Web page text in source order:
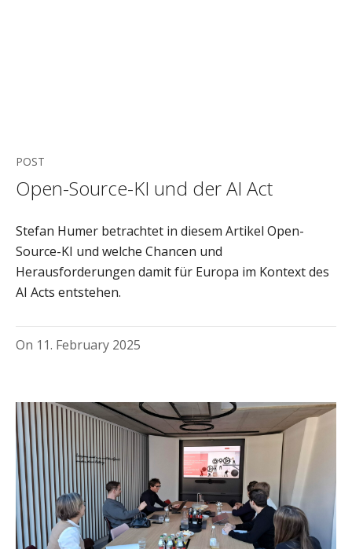
POST
Open-Source-KI und der AI Act
Stefan Humer betrachtet in diesem Artikel Open-
Source-KI und welche Chancen und
Herausforderungen damit für Europa im Kontext des
AI Acts entstehen.
On 11. February 2025